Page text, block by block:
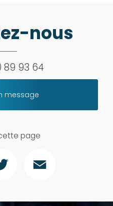
nous
89 93 64
message
page